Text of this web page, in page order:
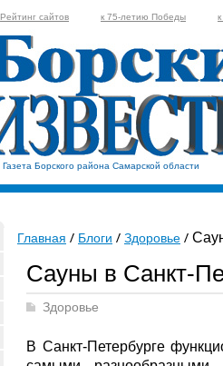
Рейтинг сайтов к 75-летию Победы
Газета Борского района Самарской области
Главная Блоги Здоровье
Сауны в Санкт-
Здоровье
В Санкт-Петербурге